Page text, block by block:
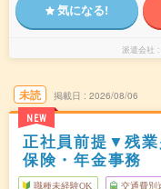
気になる!
派遣会社
未読
NEW
掲載日 2026/08/06
正社員前提▼残業
保険・年金事務
職種未経験OK 交通費別